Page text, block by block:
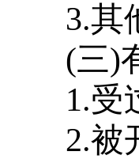
3.其
(三)
1.受
2.被